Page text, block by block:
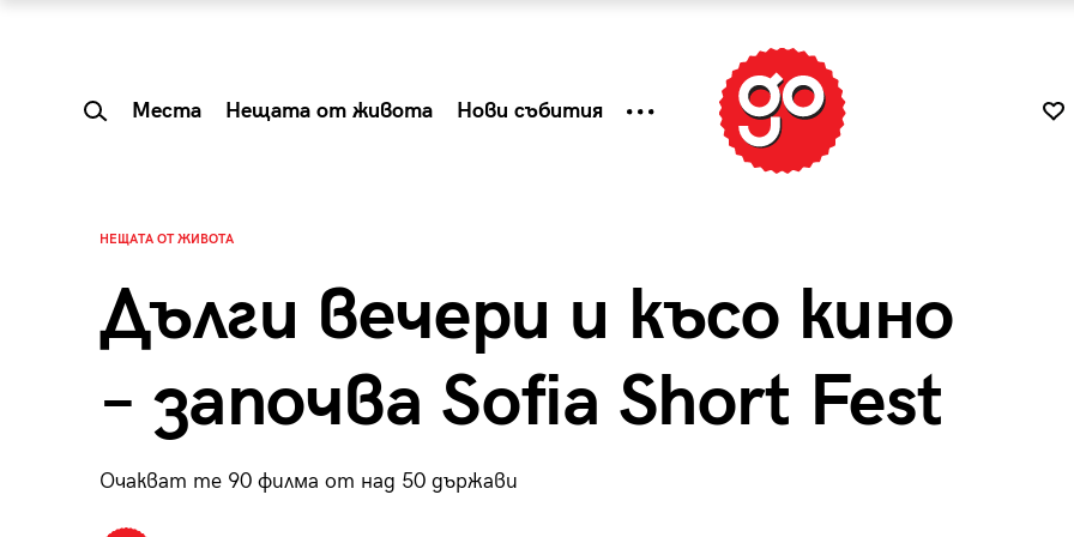
Места Нещата от живота Нови събития
НЕЩАТА ОТ ЖИВОТА
Дълги вечери и късо кино
– започва Sofia Short Fest
Очакват те 90 филма от над 50 държави
Summer Prelude: как